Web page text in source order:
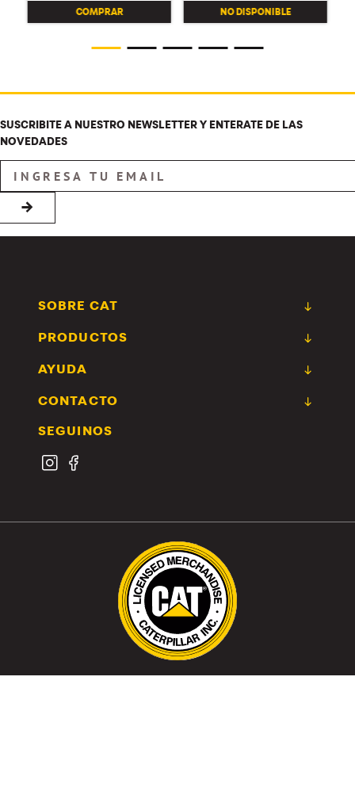
COMPRAR NO DISPONIBLE
SUSCRIBITE A NUESTRO NEWSLETTER Y ENTERATE DE LAS
NOVEDADES
→
SOBRE CAT
PRODUCTOS
AYUDA
CONTACTO
SEGUINOS